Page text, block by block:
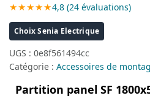
★★★★★4,8 (24 évaluations)
Choix Senia Electrique
UGS : 0e8f561494cc
Catégorie : Accessoires de
Partition panel SF